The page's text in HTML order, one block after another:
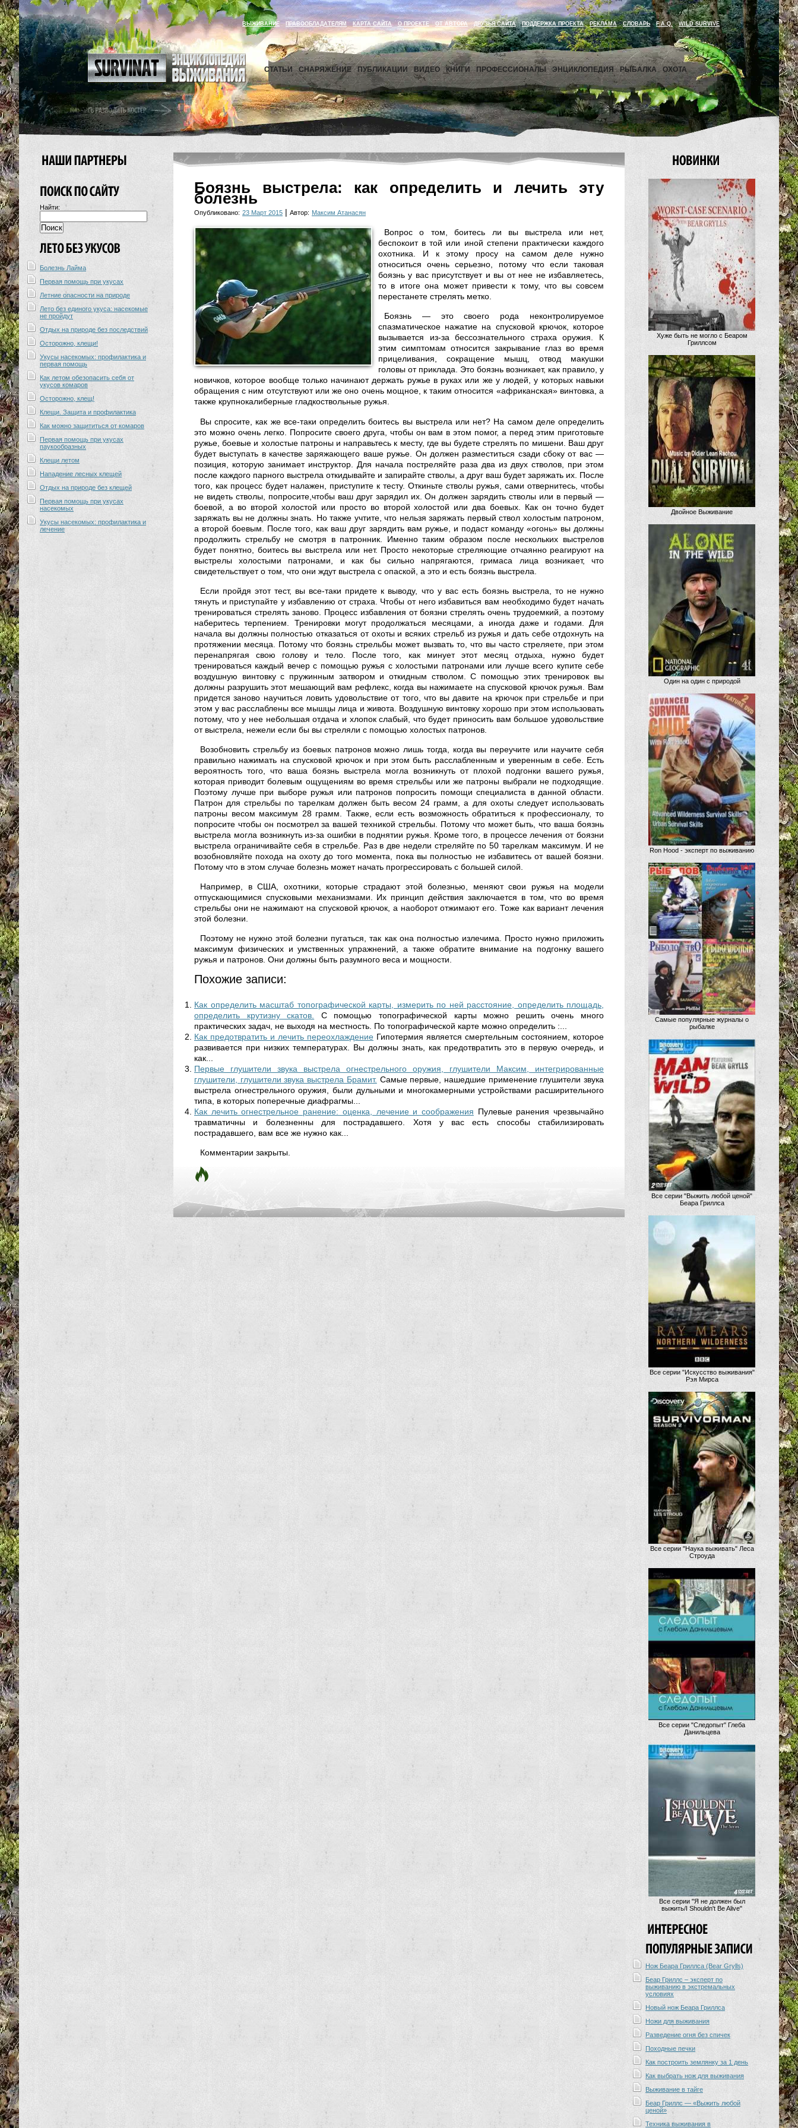
ВЫЖИВАНИЕ ПРАВООБЛАДАТЕЛЯМ КАРТА САЙТА О ПРОЕКТЕ ОТ АВТОРА ДРУЗЬЯ САЙТА ПОДДЕРЖКА ПРОЕКТА РЕКЛАМА СЛОВАРЬ F.A.Q. WILD SURVIVE
СТАТЬИ СНАРЯЖЕНИЕ ПУБЛИКАЦИИ ВИДЕО КНИГИ ПРОФЕССИОНАЛЫ ЭНЦИКЛОПЕДИЯ РЫБАЛКА ОХОТА
Найти:
Болезнь Лайма
Первая помощь при укусах
Летние опасности на природе
Лето без единого укуса: насекомые
не пройдут
Отдых на природе без последствий
Осторожно, клещи!
Укусы насекомых: профилактика и
первая помощь
Как летом обезопасить себя от
укусов комаров
Осторожно, клещ!
Клещи. Защита и профилактика
Как можно защититься от комаров
Первая помощь при укусах
паукообразных
Клещи летом
Нападение лесных клещей
Отдых на природе без клещей
Первая помощь при укусах
насекомых
Укусы насекомых: профилактика и
лечение
Боязнь выстрела: как определить и лечить эту
болезнь
Опубликовано: 23 Март 2015 | Автор: Максим Атанасян
Вопрос о том, боитесь ли вы выстрела или нет,
беспокоит в той или иной степени практически каждого
охотника. И к этому просу на самом деле нужно
относиться очень серьезно, потому что если таковая
боязнь у вас присутствует и вы от нее не избавляетесь,
то в итоге она может привести к тому, что вы совсем
перестанете стрелять метко.
Боязнь — это своего рода неконтролируемое
спазматическое нажатие на спусковой крючок, которое
вызывается из-за бессознательного страха оружия. К
этим симптомам относится закрывание глаз во время
прицеливания, сокращение мышц, отвод макушки
головы от приклада. Это боязнь возникает, как правило, у
новичков, которое вообще только начинают держать ружье в руках или же у людей, у которых навыки
обращения с ним отсутствуют или же оно очень мощное, к таким относится «африканская» винтовка, а
также крупнокалиберные гладкоствольные ружья.
Вы спросите, как же все-таки определить боитесь вы выстрела или нет? На самом деле определить
это можно очень легко. Попросите своего друга, чтобы он вам в этом помог, а перед этим приготовьте
ружье, боевые и холостые патроны и направьтесь к месту, где вы будете стрелять по мишени. Ваш друг
будет выступать в качестве заряжающего ваше ружье. Он должен разместиться сзади сбоку от вас —
позиция, которую занимает инструктор. Для начала постреляйте раза два из двух стволов, при этом
после каждого парного выстрела откидывайте и запирайте стволы, а друг ваш будет заряжать их. После
того, как процесс будет налажен, приступите к тесту. Откиньте стволы ружья, сами отвернитесь, чтобы
не видеть стволы, попросите,чтобы ваш друг зарядил их. Он должен зарядить стволы или в первый —
боевой, а во второй холостой или просто во второй холостой или два боевых. Как он точно будет
заряжать вы не должны знать. Но также учтите, что нельзя заряжать первый ствол холостым патроном,
а второй боевым. После того, как ваш друг зарядить вам ружье, и подаст команду «огонь» вы должны
продолжить стрельбу не смотря в патронник. Именно таким образом после нескольких выстрелов
будет понятно, боитесь вы выстрела или нет. Просто некоторые стреляющие отчаянно реагируют на
выстрелы холостыми патронами, и как бы сильно напрягаются, гримаса лица возникает, что
свидетельствует о том, что они ждут выстрела с опаской, а это и есть боязнь выстрела.
Если пройдя этот тест, вы все-таки придете к выводу, что у вас есть боязнь выстрела, то не нужно
тянуть и приступайте у избавлению от страха. Чтобы от него избавиться вам необходимо будет начать
тренироваться стрелять заново. Процесс избавления от боязни стрелять очень трудоемкий, а поэтому
наберитесь терпением. Тренировки могут продолжаться месяцами, а иногда даже и годами. Для
начала вы должны полностью отказаться от охоты и всяких стрельб из ружья и дать себе отдохнуть на
протяжении месяца. Потому что боязнь стрельбы может вызвать то, что вы часто стреляете, при этом
перенапрягая свою голову и тело. После того, как минует этот месяц отдыха, нужно будет
тренироваться каждый вечер с помощью ружья с холостыми патронами или лучше всего купите себе
воздушную винтовку с пружинным затвором и откидным стволом. С помощью этих тренировок вы
должны разрушить этот мешающий вам рефлекс, когда вы нажимаете на спусковой крючок ружья. Вам
придется заново научиться ловить удовольствие от того, что вы давите на крючок при стрельбе и при
этом у вас расслаблены все мышцы лица и живота. Воздушную винтовку хорошо при этом использовать
потому, что у нее небольшая отдача и хлопок слабый, что будет приносить вам большое удовольствие
от выстрела, нежели если бы вы стреляли с помощью холостых патронов.
Возобновить стрельбу из боевых патронов можно лишь тогда, когда вы переучите или научите себя
правильно нажимать на спусковой крючок и при этом быть расслабленным и уверенным в себе. Есть
вероятность того, что ваша боязнь выстрела могла возникнуть от плохой подгонки вашего ружья,
которая приводит болевым ощущениям во время стрельбы или же патроны выбрали не подходящие.
Поэтому лучше при выборе ружья или патронов попросить помощи специалиста в данной области.
Патрон для стрельбы по тарелкам должен быть весом 24 грамм, а для охоты следует использовать
патроны весом максимум 28 грамм. Также, если есть возможность обратиться к профессионалу, то
попросите чтобы он посмотрел за вашей техникой стрельбы. Потому что может быть, что ваша боязнь
выстрела могла возникнуть из-за ошибки в поднятии ружья. Кроме того, в процессе лечения от боязни
выстрела ограничивайте себя в стрельбе. Раз в две недели стреляйте по 50 тарелкам максимум. И не
возобновляйте похода на охоту до того момента, пока вы полностью не избавитесь от вашей боязни.
Потому что в этом случае болезнь может начать прогрессировать с большей силой.
Например, в США, охотники, которые страдают этой болезнью, меняют свои ружья на модели
отпускающимися спусковыми механизмами. Их принцип действия заключается в том, что во время
стрельбы они не нажимают на спусковой крючок, а наоборот отжимают его. Тоже как вариант лечения
этой болезни.
Поэтому не нужно этой болезни пугаться, так как она полностью излечима. Просто нужно приложить
максимум физических и умственных упражнений, а также обратите внимание на подгонку вашего
ружья и патронов. Они должны быть разумного веса и мощности.
Похожие записи:
Как определить масштаб топографической карты, измерить по ней расстояние, определить площадь,
определить крутизну скатов.
С помощью топографической карты можно решить очень много
практических задач, не выходя на местность. По топографической карте можно определить :...
Как предотвратить и лечить переохлаждение Гипотермия является смертельным состоянием, которое
развивается при низких температурах. Вы должны знать, как предотвратить это в первую очередь, и
как...
Первые глушители звука выстрела огнестрельного оружия, глушители Максим, интегрированные
глушители, глушители звука выстрела Брамит. Самые первые, нашедшие применение глушители звука
выстрела огнестрельного оружия, были дульными и многокамерными устройствами расширительного
типа, в которых поперечные диафрагмы...
Как лечить огнестрельное ранение: оценка, лечение и соображения Пулевые ранения чрезвычайно
травматичны и болезненны для пострадавшего. Хотя у вас есть способы стабилизировать
пострадавшего, вам все же нужно как...
Комментарии закрыты.
Хуже быть не могло с Беаром
Гриллсом
Двойное Выживание
Один на один с природой
Ron Hood - эксперт по выживанию
Самые популярные журналы о
рыбалке
Все серии "Выжить любой ценой"
Беара Гриллса
Все серии "Искусство выживания"
Рэя Мирса
Все серии "Наука выживать" Леса
Строуда
Все серии "Следопыт" Глеба
Данильцева
Все серии "Я не должен был
выжить/I Shouldn't Be Alive"
Нож Беара Гриллса (Bear Grylls)
Беар Гриллс – эксперт по
выживанию в экстремальных
условиях
Новый нож Беара Гриллса
Ножи для выживания
Разведение огня без спичек
Походные печки
Как построить землянку за 1 день
Как выбрать нож для выживания
Выживание в тайге
Беар Гриллс — «Выжить любой
ценой»
Техника выживания в